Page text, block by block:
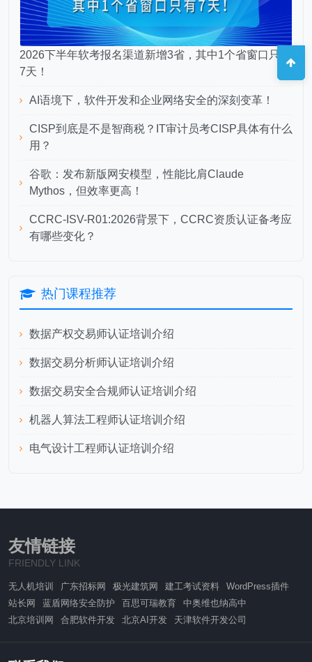
2026下半年软考报名渠道新增3省，其中1个省窗口只有
7天！
AI语境下，软件开发和企业网络安全的深刻变革！
CISP到底是不是智商税？IT审计员考CISP具体有什么
用？
谷歌：发布新版网安模型，性能比肩Claude
Mythos，但效率更高！
CCRC-ISV-R01:2026背景下，CCRC资质认证备考应
有哪些变化？
热门课程推荐
数据产权交易师认证培训介绍
数据交易分析师认证培训介绍
数据交易安全合规师认证培训介绍
机器人算法工程师认证培训介绍
电气设计工程师认证培训介绍
友情链接
FRIENDLY LINK
无人机培训 广东招标网 极光建筑网 建工考试资料
WordPress插件
站长网
蓝盾网络安全防护 百思可瑞教育
中奥维也纳高中
北京培训网
合肥软件开发 北京AI开发 天津软件开发公司